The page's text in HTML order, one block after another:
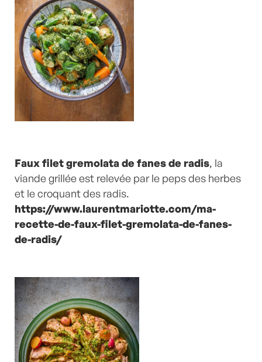
Faux filet gremolata de fanes de radis, la
viande grillée est relevée par le peps des herbes
et le croquant des radis.
https://www.laurentmariotte.com/ma-
recette-de-faux-filet-gremolata-de-fanes-
de-radis/